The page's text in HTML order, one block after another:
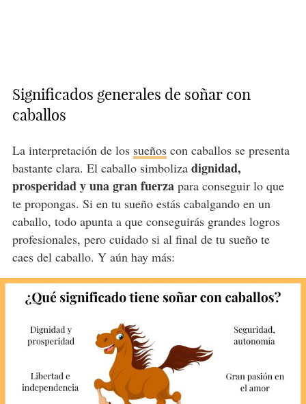
Significados generales de soñar con
caballos
La interpretación de los sueñoscon caballos se presenta
bastante clara. El caballo simboliza dignidad,
prosperidad y una gran fuerzapara conseguir lo que
te propongas. Si en tu sueño estás cabalgando en un
caballo, todo apunta a que conseguirás grandes logros
profesionales, pero cuidado si al final de tu sueño te
caes del caballo. Y aún hay más: